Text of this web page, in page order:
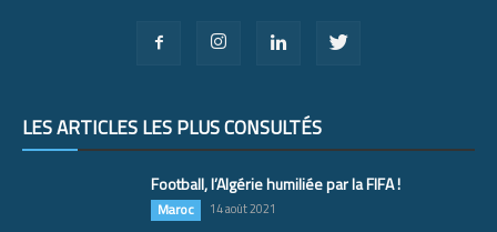
LES ARTICLES LES PLUS CONSULTÉS
Football, l’Algérie humiliée par la FIFA !
Maroc 14 août 2021